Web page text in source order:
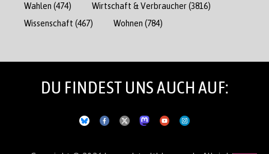
Wahlen (474) Wirtschaft & Verbraucher(3816)
Wissenschaft (467) Wohnen (784)
DU FINDEST UNS AUCH AUF: